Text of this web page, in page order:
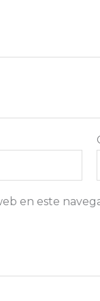
en este